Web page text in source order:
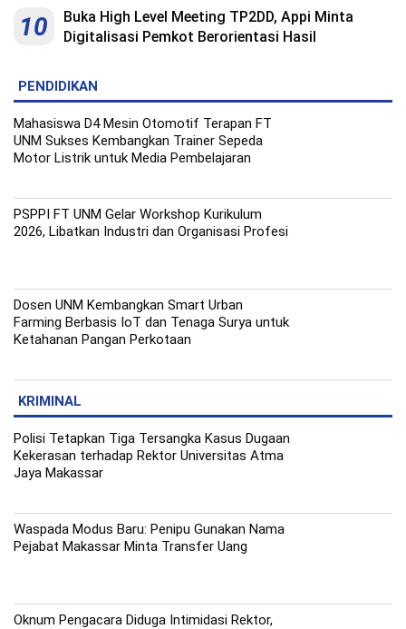
10
Buka High Level Meeting TP2DD, Appi Minta
Digitalisasi Pemkot Berorientasi Hasil
PENDIDIKAN
Mahasiswa D4 Mesin Otomotif Terapan FT
UNM Sukses Kembangkan Trainer Sepeda
Motor Listrik untuk Media Pembelajaran
PSPPI FT UNM Gelar Workshop Kurikulum
2026, Libatkan Industri dan Organisasi Profesi
Dosen UNM Kembangkan Smart Urban
Farming Berbasis IoT dan Tenaga Surya untuk
Ketahanan Pangan Perkotaan
KRIMINAL
Polisi Tetapkan Tiga Tersangka Kasus Dugaan
Kekerasan terhadap Rektor Universitas Atma
Jaya Makassar
Waspada Modus Baru: Penipu Gunakan Nama
Pejabat Makassar Minta Transfer Uang
Oknum Pengacara Diduga Intimidasi Rektor,